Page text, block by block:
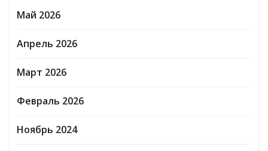
Май 2026
Апрель 2026
Март 2026
Февраль 2026
Ноябрь 2024